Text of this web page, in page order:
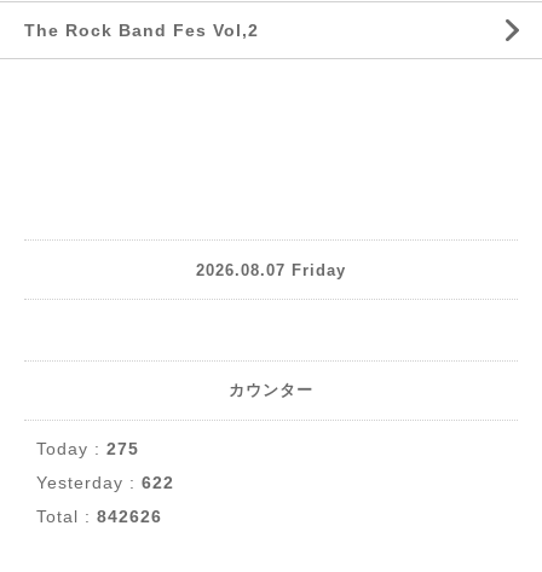
The Rock Band Fes Vol,2
2026.08.07 Friday
カウンター
Today : 275
Yesterday : 622
Total : 842626